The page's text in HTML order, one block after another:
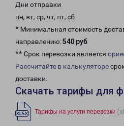
Дни отправки
пн, вт, ср, чт, пт, сб
* Минимальная стоимость
направлению: 540 руб.
** Срок перевозки является
Рассчитайте в калькуляторе
доставки.
Скачать тарифы для
Тарифы на услуги перевозки